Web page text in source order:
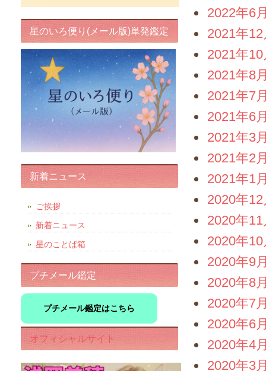
2022年6
2021年12
2021年10
2021年8
2021年7
2021年6
2021年3
2021年2
2021年1
2020年12
2020年11
2020年10
2020年9
2020年8
2020年7
2020年6
2020年4
2020年3
星のいろ便り(メール版)単発鑑定
新着ニュース
ご挨拶
新着ニュース
星のことば箱
プチメール鑑定
プチメール鑑定はこちら
オフィシャルサイト